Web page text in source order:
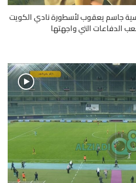
جاسم يعقوب لأسطورة نادي الكويت
الدفاعات التي واجهتها